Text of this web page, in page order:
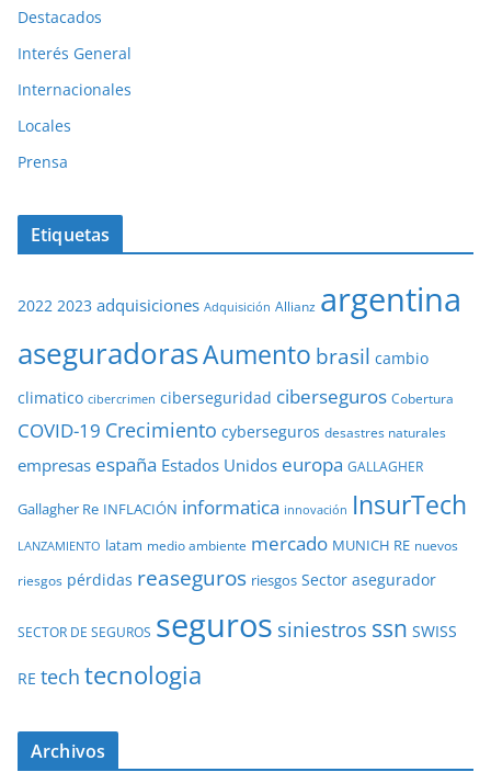
Destacados
Interés General
Internacionales
Locales
Prensa
Etiquetas
2022 2023 adquisiciones Adquisición Allianz argentina
aseguradorasAumento brasil cambio
climatico cibercrimen ciberseguridad ciberseguros Cobertura
COVID-19 Crecimiento cyberseguros desastres naturales
empresas españa Estados Unidos europa GALLAGHER
Gallagher Re INFLACIÓN informatica innovación InsurTech
LANZAMIENTO latam medio ambiente mercado MUNICH RE nuevos
riesgos pérdidas reaseguros riesgos Sector asegurador
SECTOR DE SEGUROS seguros siniestros ssn SWISS
RE tech tecnologia
Archivos